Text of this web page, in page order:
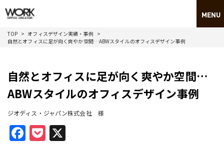
TOP
オフィスデザイン実績・事例
自然とオフィスに足が向く爽やか空間…ABWスタイルのオフィスデザイン事例
自然とオフィスに足が向く爽やか空間…
ABWスタイルのオフィスデザイン事例
ジオディス・ジャパン株式会社 様
Facebook
Pocket